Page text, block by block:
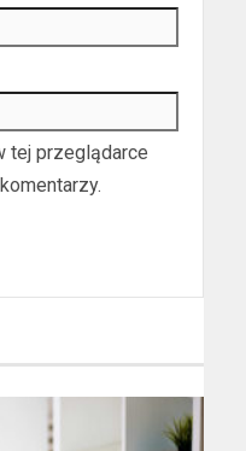
tej przeglądarce